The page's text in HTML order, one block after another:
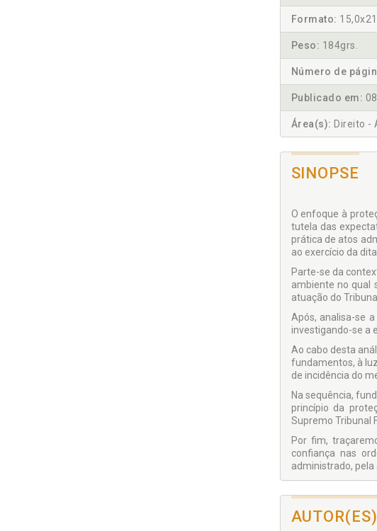
Formato:
Peso: 184grs.
Número de
Publicado em:
Área(s): Direito -
SINOPSE
O enfoque à
tutela das
prática de atos
ao exercício da
Parte-se da
ambiente no qual
atuação do
Após, analisa-se
investigando-se a
Ao cabo desta
fundamentos, à
de incidência do
Na sequência,
princípio da
Supremo Tribunal
Por fim,
confiança nas
administrado,
administrativo,
se um significado
atos
AUTOR(ES)